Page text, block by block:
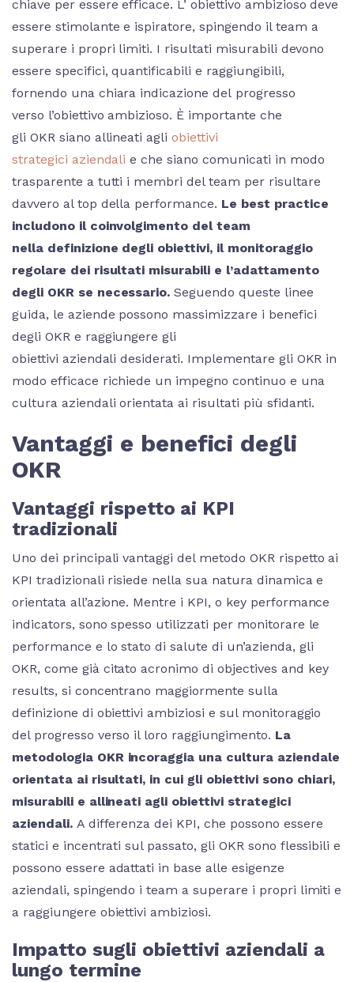
chiave per essere efficace. L’ obiettivo ambizioso deve
essere stimolante e ispiratore, spingendo il team a
superare i propri limiti. I risultati misurabili devono
essere specifici, quantificabili e raggiungibili,
fornendo una chiara indicazione del progresso
verso l’obiettivo ambizioso. È importante che
gli OKR siano allineati agliobiettivi
strategici aziendali e che siano comunicati in modo
trasparente a tutti i membri del team per risultare
davvero al top della performance. Le best practice
includono il coinvolgimento del team
nella definizione degli obiettivi, il monitoraggio
regolare dei risultati misurabili e l’adattamento
degli OKR se necessario. Seguendo queste linee
guida, le aziende possono massimizzare i benefici
degli OKR e raggiungere gli
obiettivi aziendali desiderati. Implementare gli OKR in
modo efficace richiede un impegno continuo e una
cultura aziendali orientata ai risultati più sfidanti.
Vantaggi e benefici degli
OKR
Vantaggi rispetto ai KPI
tradizionali
Uno dei principali vantaggi del metodo OKR rispetto ai
KPI tradizionali risiede nella sua natura dinamica e
orientata all’azione. Mentre i KPI, o key performance
indicators, sono spesso utilizzati per monitorare le
performance e lo stato di salute di un’azienda, gli
OKR, come già citato acronimo di objectives and key
results, si concentrano maggiormente sulla
definizione di obiettivi ambiziosi e sul monitoraggio
del progresso verso il loro raggiungimento. La
metodologia OKR incoraggia una cultura aziendale
orientata ai risultati, in cui gli obiettivi sono chiari,
misurabili e allineati agli obiettivi strategici
aziendali.A differenza dei KPI, che possono essere
statici e incentrati sul passato, gli OKR sono flessibili e
possono essere adattati in base alle esigenze
aziendali, spingendo i team a superare i propri limiti e
a raggiungere obiettivi ambiziosi.
Impatto sugli obiettivi aziendali a
lungo termine